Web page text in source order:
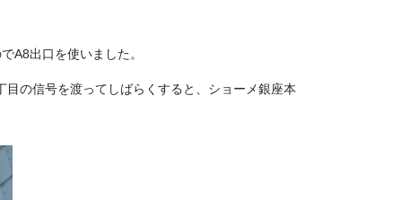
A8出口を使いました。
の信号を渡ってしばらくすると、ショーメ銀座本